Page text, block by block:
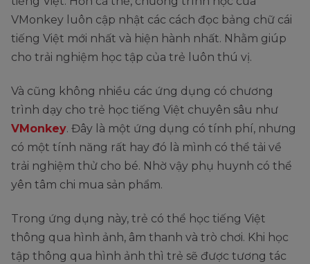
VMonkey luôn cập nhật các cách đọc bảng chữ cái
tiếng Việt mới nhất và hiện hành nhất. Nhằm giúp
cho trải nghiệm học tập của trẻ luôn thú vị.
Và cũng không nhiều các ứng dụng có chương
trình dạy cho trẻ học tiếng Việt chuyên sâu như
VMonkey. Đây là một ứng dụng có tính phí, nhưng
có một tính năng rất hay đó là mình có thể tải về
trải nghiệm thử cho bé. Nhờ vậy phụ huynh có thể
yên tâm chi mua sản phẩm.
Trong ứng dụng này, trẻ có thể học tiếng Việt
thông qua hình ảnh, âm thanh và trò chơi. Khi học
tập thông qua hình ảnh thì trẻ sẽ được tương tác